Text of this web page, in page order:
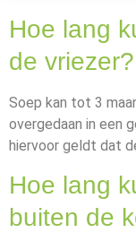
Hoe lang
de vriezer?
Soep kan tot 3
overgedaan in een
hiervoor geldt dat
Hoe lang
buiten de